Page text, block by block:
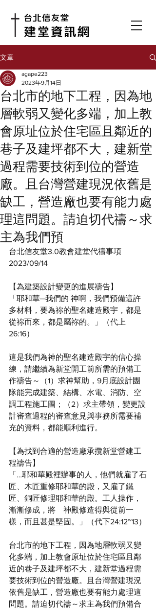
文章
台北市的地下工程，因為地
層軟弱又變化多端，加上教
會原址位於住宅區且鄰近的
巷子及建坪都不大，建新堂
過程需要技術到位的營造
廠。且台灣營建現況依舊是
缺工，營造廠也要有能力處
理這問題。請迫切代禱～求
主為我們預
agape223
2023年9月14日
台北信友堂3.0教會建堂代禱事項
2023/09/14
【為建築設計變更的進展禱告】
「耶和華─我們的 神啊，我們預備這許
多材料，要為祢的聖名建造殿宇，都是
從祢而來，都是屬祢的。」（代上
26:16）
這是我們為神的聖名建造殿宇的信心操
練，請繼續為新堂開工前所需的預備工
作禱告～（1）求神幫助，9月底設計團
隊能完成建築、結構、水電、消防、空
調工程施工圖；（2）求主帶領，變更設
計審查過程的審查意見與事務所需要補
充的資料，都能順利進行。
【為找到合適的營造廠承攬新堂營建工
程禱告】
「…耶和華殿裡辦事的人，他們就雇了石
匠、木匠重修耶和華的殿，又雇了鐵
匠、銅匠修理耶和華的殿。工人操作，
漸漸修成，將　神殿修造得與從前一
樣，而且甚是堅固。」（代下24:12~13）
台北市的地下工程，因為地層軟弱又變
化多端，加上教會原址位於住宅區且鄰
近的巷子及建坪都不大，建新堂過程需
要技術到位的營造廠。且台灣營建現況
依舊是缺工，營造廠也要有能力處理這
問題。請迫切代禱～求主為我們預備合